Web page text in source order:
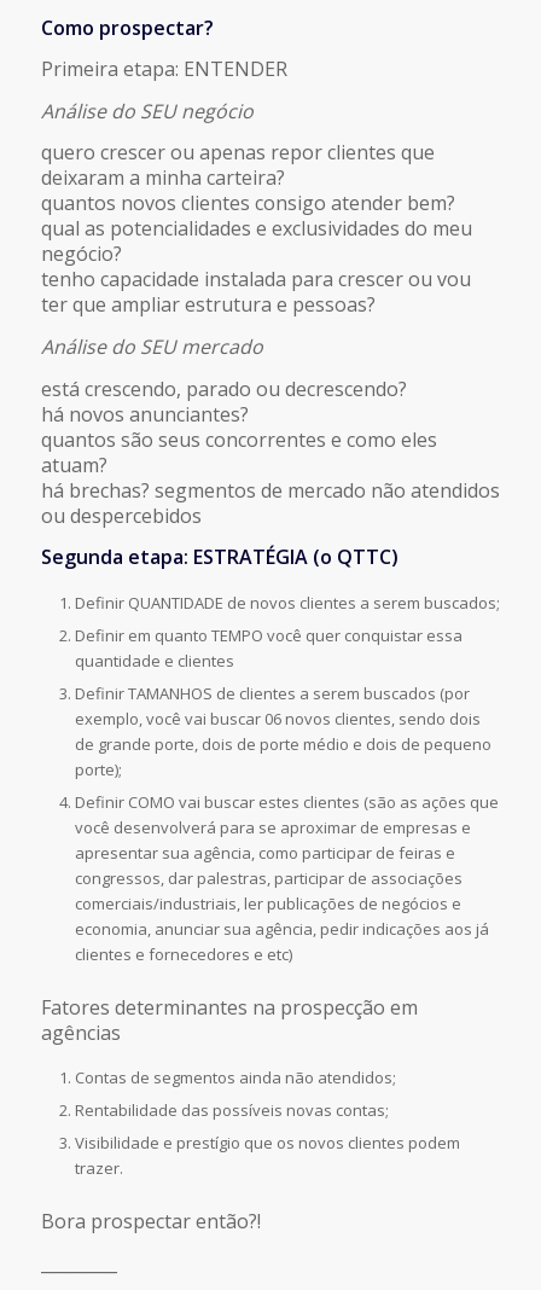
Como prospectar?
Primeira etapa: ENTENDER
Análise do SEU negócio
quero crescer ou apenas repor clientes que
deixaram a minha carteira?
quantos novos clientes consigo atender bem?
qual as potencialidades e exclusividades do meu
negócio?
tenho capacidade instalada para crescer ou vou
ter que ampliar estrutura e pessoas?
Análise do SEU mercado
está crescendo, parado ou decrescendo?
há novos anunciantes?
quantos são seus concorrentes e como eles
atuam?
há brechas? segmentos de mercado não atendidos
ou despercebidos
Segunda etapa: ESTRATÉGIA (o QTTC)
Definir QUANTIDADE de novos clientes a serem buscados;
Definir em quanto TEMPO você quer conquistar essa
quantidade e clientes
Definir TAMANHOS de clientes a serem buscados (por
exemplo, você vai buscar 06 novos clientes, sendo dois
de grande porte, dois de porte médio e dois de pequeno
porte);
Definir COMO vai buscar estes clientes (são as ações que
você desenvolverá para se aproximar de empresas e
apresentar sua agência, como participar de feiras e
congressos, dar palestras, participar de associações
comerciais/industriais, ler publicações de negócios e
economia, anunciar sua agência, pedir indicações aos já
clientes e fornecedores e etc)
Fatores determinantes na prospecção em
agências
Contas de segmentos ainda não atendidos;
Rentabilidade das possíveis novas contas;
Visibilidade e prestígio que os novos clientes podem
trazer.
Bora prospectar então?!